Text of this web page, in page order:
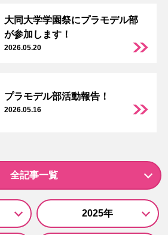
大同大学学園祭にプラモデル部
が参加します！
2026.05.20
プラモデル部活動報告！
2026.05.16
全記事一覧
2025年